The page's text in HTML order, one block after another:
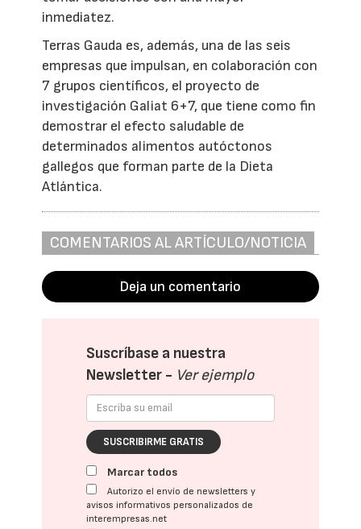
inmediatez.
Terras Gauda es, además, una de las seis
empresas que impulsan, en colaboración con
7 grupos científicos, el proyecto de
investigación Galiat 6+7, que tiene como fin
demostrar el efecto saludable de
determinados alimentos autóctonos
gallegos que forman parte de la Dieta
Atlántica.
COMENTARIOS AL ARTÍCULO/NOTICIA
Deja un comentario
Suscríbase a nuestra
Newsletter - Ver ejemplo
SUSCRIBIRME GRATIS
Marcar todos
Autorizo el envío de newsletters y
avisos informativos personalizados de
interempresas.net